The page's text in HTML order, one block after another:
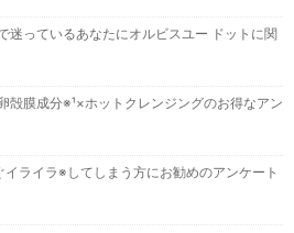
迷っているあなたにオルビスユー ドットに関
殻膜成分※¹×ホットクレンジングのお得なアン
ライラ※してしまう方にお勧めのアンケート